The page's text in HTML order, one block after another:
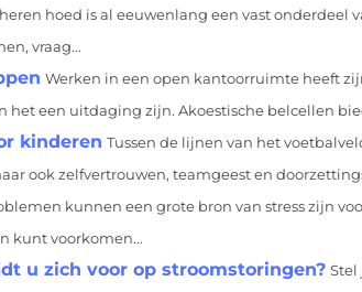
hoed is al eeuwenlang een vast onderdeel
vraag...
Werken in een open kantoorruimte heeft
een uitdaging zijn. Akoestische belcellen
kinderen Tussen de lijnen van het
ook zelfvertrouwen, teamgeest en
kunnen een grote bron van stress zijn
kunt voorkomen...
u zich voor op stroomstoringen? Stel